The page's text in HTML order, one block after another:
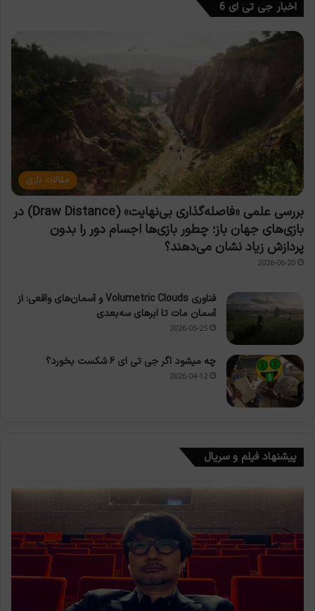
اخبار جی تی ای 6
مقالات بازی
بررسی علمی «فاصله‌گذاری بی‌نهایت» (Draw Distance) در
بازی‌های جهان باز؛ چطور بازی‌ها اجسام دور را بدون
پردازش زیاد نشان می‌دهند؟
2026-06-20
فناوری Volumetric Clouds و آسمان‌های واقعی: از
آسمان مات تا ابرهای سه‌بعدی
2026-05-25
چه میشود اگر جی تی ای ۶ شکست بخورد؟
2026-04-12
پیشنهاد فیلم و سریال